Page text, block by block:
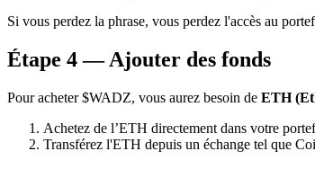
Si vous perdez la phrase, vous perdez l'accès au
Étape 4 — Ajouter des fonds
Pour acheter $WADZ, vous aurez besoin de ETH
Achetez de l’ETH directement dans votre
Transférez l'ETH depuis un échange tel que